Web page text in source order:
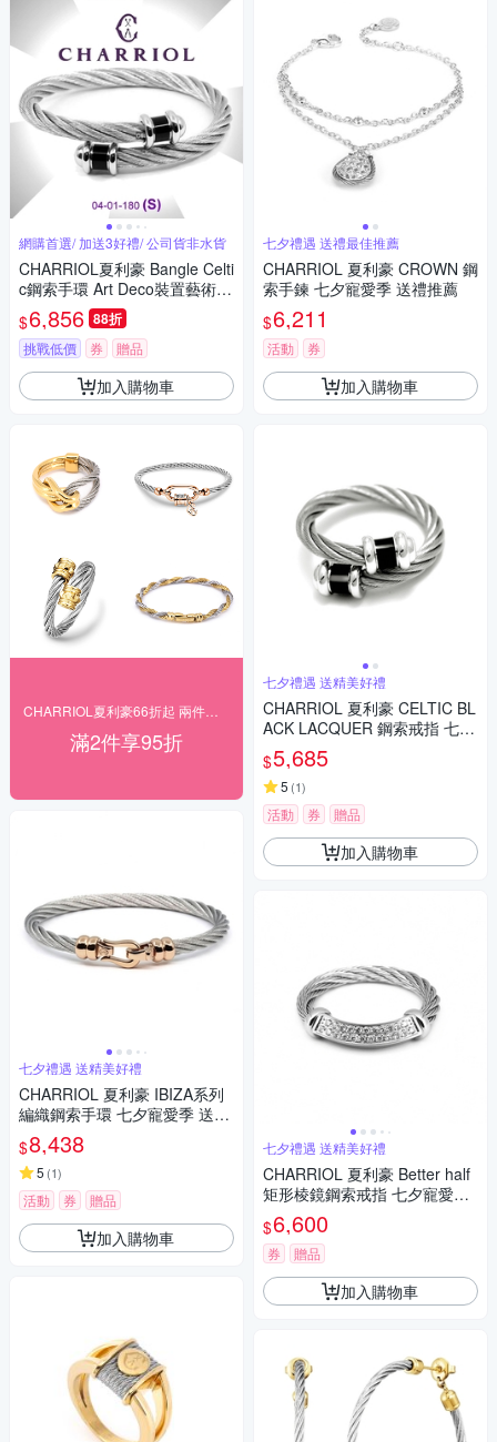
網購首選/ 加送3好禮/ 公司貨非水貨
CHARRIOL夏利豪 Bangle Celti
c鋼索手環 Art Deco裝置藝術銀
鋼索S款 C6(04-01-180)
$6,856 88折
挑戰低價 券 贈品
加入購物車
滿2件享95折
七夕禮遇 送精美好禮
CHARRIOL 夏利豪 IBIZA系列
編織鋼索手環 七夕寵愛季 送禮
推薦
$8,438
5 (1)
活動 券 贈品
加入購物車
七夕禮遇 送禮最佳推薦
CHARRIOL 夏利豪 CROWN 鋼
索手鍊 七夕寵愛季 送禮推薦
$6,211
活動 券
加入購物車
七夕禮遇 送精美好禮
CHARRIOL 夏利豪 CELTIC BL
ACK LACQUER 鋼索戒指 七夕
寵愛季 送禮推薦
$5,685
5 (1)
活動 券 贈品
加入購物車
七夕禮遇 送精美好禮
CHARRIOL 夏利豪 Better half
矩形棱鏡鋼索戒指 七夕寵愛季
送禮推薦
$6,600
券 贈品
加入購物車